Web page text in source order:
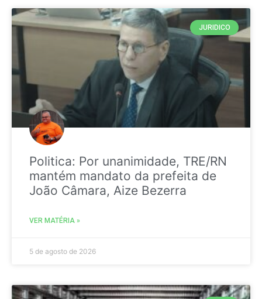
JURIDICO
Politica: Por unanimidade, TRE/RN
mantém mandato da prefeita de
João Câmara, Aize Bezerra
VER MATÉRIA »
5 de agosto de 2026